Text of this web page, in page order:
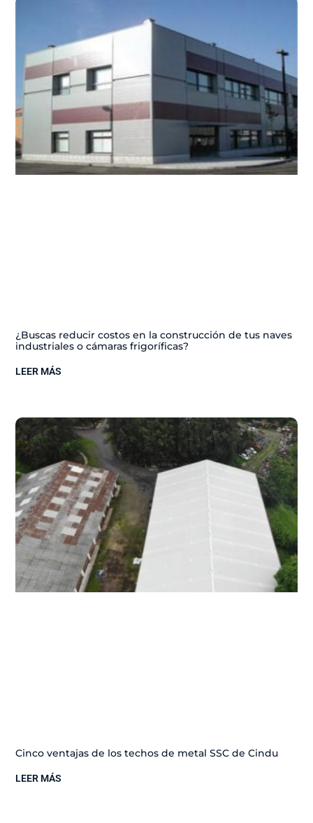
¿Buscas reducir costos en la construcción de tus naves
industriales o cámaras frigoríficas?
LEER MÁS
Cinco ventajas de los techos de metal SSC de Cindu
LEER MÁS